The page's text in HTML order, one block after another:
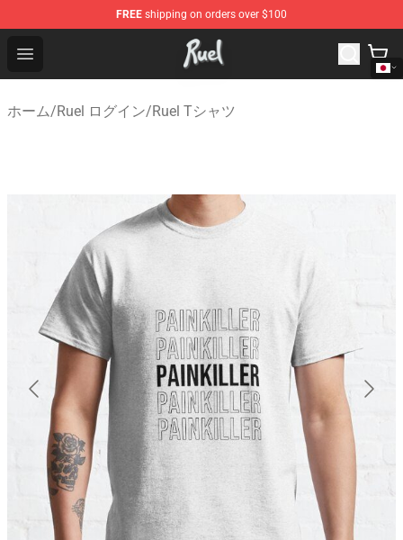
FREE shipping on orders over $100
Open menu
Ruel Store - Official Ruel Merchandise Shop
ホーム/Ruel ログイン/Ruel Tシャツ